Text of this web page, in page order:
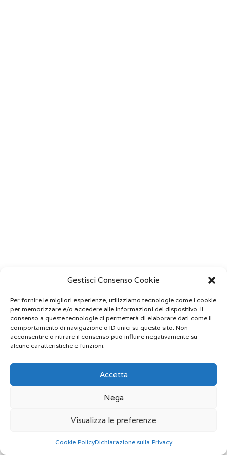
Gestisci Consenso Cookie
Per fornire le migliori esperienze, utilizziamo tecnologie come i cookie
per memorizzare e/o accedere alle informazioni del dispositivo. Il
consenso a queste tecnologie ci permetterà di elaborare dati come il
comportamento di navigazione o ID unici su questo sito. Non
acconsentire o ritirare il consenso può influire negativamente su
alcune caratteristiche e funzioni.
Accetta
Nega
Visualizza le preferenze
Cookie PolicyDichiarazione sulla Privacy
Prenota ora Whatsapp